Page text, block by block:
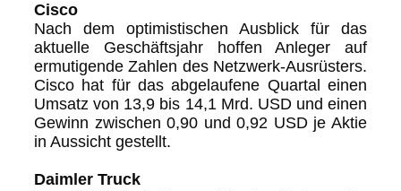
Cisco
Nach dem optimistischen Ausblick für das
aktuelle Geschäftsjahr hoffen Anleger auf
ermutigende Zahlen des Netzwerk-Ausrüsters.
Cisco hat für das abgelaufene Quartal einen
Umsatz von 13,9 bis 14,1 Mrd. USD und einen
Gewinn zwischen 0,90 und 0,92 USD je Aktie
in Aussicht gestellt.
Daimler Truck